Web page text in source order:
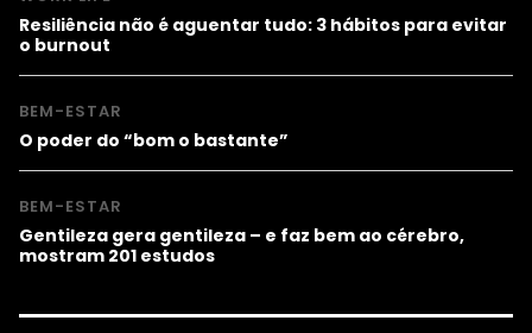
Resiliência não é aguentar tudo: 3 hábitos para evitar
o burnout
BEM-ESTAR
O poder do “bom o bastante”
BEM-ESTAR
Gentileza gera gentileza – e faz bem ao cérebro,
mostram 201 estudos